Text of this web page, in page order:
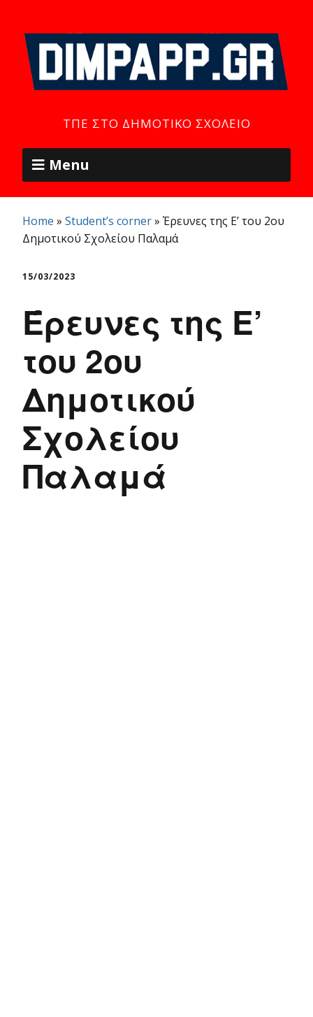
ΤΠΕ ΣΤΟ ΔΗΜΟΤΙΚΌ ΣΧΟΛΕΊΟ
Menu
Home » Student’s corner» Έρευνες της Ε’ του 2ου
Δημοτικού Σχολείου Παλαμά
15/03/2023
Έρευνες της Ε’
του 2ου
Δημοτικού
Σχολείου
Παλαμά